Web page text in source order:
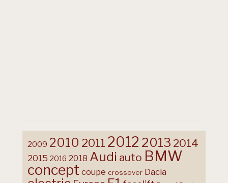
2009 2010 2011 2012 2013 2014
2015 2016 2018 Audi auto BMW
concept coupe crossover Dacia